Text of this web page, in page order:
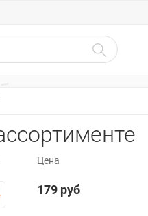
Цена
179 руб